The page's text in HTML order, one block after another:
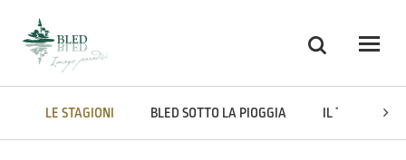
Ricerca
Odpri
LE STAGIONI BLED SOTTO LA PIOGGIA IL TURISMO